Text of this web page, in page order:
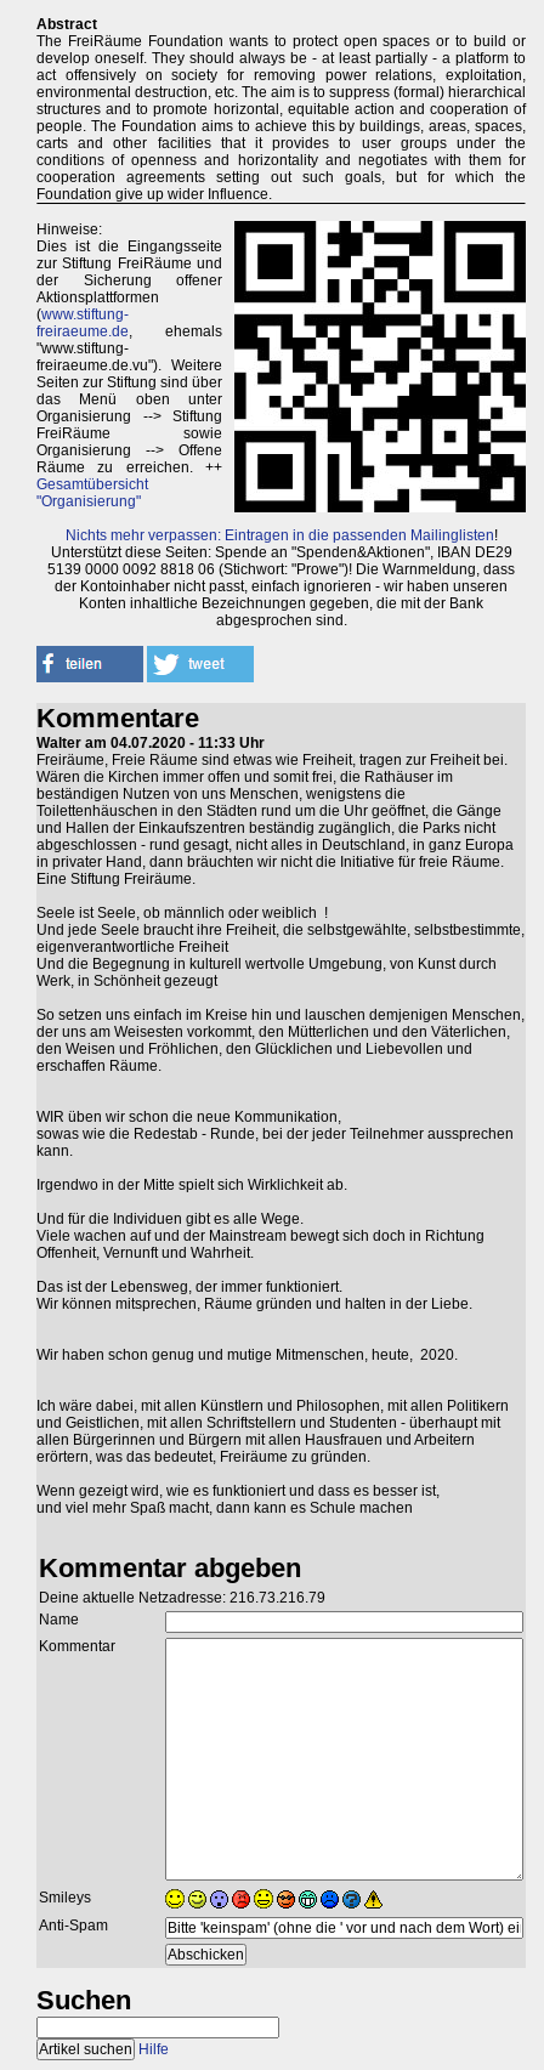
Abstract
The FreiRäume Foundation wants to protect open spaces or to build or
develop oneself. They should always be - at least partially - a platform to
act offensively on society for removing power relations, exploitation,
environmental destruction, etc. The aim is to suppress (formal) hierarchical
structures and to promote horizontal, equitable action and cooperation of
people. The Foundation aims to achieve this by buildings, areas, spaces,
carts and other facilities that it provides to user groups under the
conditions of openness and horizontality and negotiates with them for
cooperation agreements setting out such goals, but for which the
Foundation give up wider Influence.
Hinweise:
Dies ist die Eingangsseite
zur Stiftung FreiRäume und
der Sicherung offener
Aktionsplattformen
(www.stiftung-
freiraeume.de, ehemals
"www.stiftung-
freiraeume.de.vu"). Weitere
Seiten zur Stiftung sind über
das Menü oben unter
Organisierung --> Stiftung
FreiRäume sowie
Organisierung --> Offene
Räume zu erreichen. ++
Gesamtübersicht
"Organisierung"
Nichts mehr verpassen: Eintragen in die passenden Mailinglisten!
Unterstützt diese Seiten: Spende an "Spenden&Aktionen", IBAN DE29
5139 0000 0092 8818 06 (Stichwort: "Prowe")! Die Warnmeldung, dass
der Kontoinhaber nicht passt, einfach ignorieren - wir haben unseren
Konten inhaltliche Bezeichnungen gegeben, die mit der Bank
abgesprochen sind.
Kommentare
Walter am 04.07.2020 - 11:33 Uhr
Freiräume, Freie Räume sind etwas wie Freiheit, tragen zur Freiheit bei.
Wären die Kirchen immer offen und somit frei, die Rathäuser im
beständigen Nutzen von uns Menschen, wenigstens die
Toilettenhäuschen in den Städten rund um die Uhr geöffnet, die Gänge
und Hallen der Einkaufszentren beständig zugänglich, die Parks nicht
abgeschlossen - rund gesagt, nicht alles in Deutschland, in ganz Europa
in privater Hand, dann bräuchten wir nicht die Initiative für freie Räume.
Eine Stiftung Freiräume.
Seele ist Seele, ob männlich oder weiblich !
Und jede Seele braucht ihre Freiheit, die selbstgewählte, selbstbestimmte,
eigenverantwortliche Freiheit
Und die Begegnung in kulturell wertvolle Umgebung, von Kunst durch
Werk, in Schönheit gezeugt
So setzen uns einfach im Kreise hin und lauschen demjenigen Menschen,
der uns am Weisesten vorkommt, den Mütterlichen und den Väterlichen,
den Weisen und Fröhlichen, den Glücklichen und Liebevollen und
erschaffen Räume.
WIR üben wir schon die neue Kommunikation,
sowas wie die Redestab - Runde, bei der jeder Teilnehmer aussprechen
kann.
Irgendwo in der Mitte spielt sich Wirklichkeit ab.
Und für die Individuen gibt es alle Wege.
Viele wachen auf und der Mainstream bewegt sich doch in Richtung
Offenheit, Vernunft und Wahrheit.
Das ist der Lebensweg, der immer funktioniert.
Wir können mitsprechen, Räume gründen und halten in der Liebe.
Wir haben schon genug und mutige Mitmenschen, heute, 2020.
Ich wäre dabei, mit allen Künstlern und Philosophen, mit allen Politikern
und Geistlichen, mit allen Schriftstellern und Studenten - überhaupt mit
allen Bürgerinnen und Bürgern mit allen Hausfrauen und Arbeitern
erörtern, was das bedeutet, Freiräume zu gründen.
Wenn gezeigt wird, wie es funktioniert und dass es besser ist,
und viel mehr Spaß macht, dann kann es Schule machen
Kommentar abgeben
Deine aktuelle Netzadresse: 216.73.216.79
Name
Kommentar
Smileys
Anti-Spam
Suchen
Hilfe